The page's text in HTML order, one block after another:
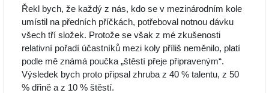
Řekl bych, že každý z nás, kdo se v mezinárodním kole
umístil na předních příčkách, potřeboval notnou dávku
všech tří složek. Protože se však z mé zkušenosti
relativní pořadí účastníků mezi koly příliš neměnilo, platí
podle mě známá poučka „štěstí přeje připraveným“.
Výsledek bych proto připsal zhruba z 40 % talentu, z 50
% dřině a z 10 % štěstí.